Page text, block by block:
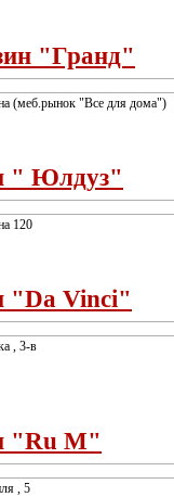
"Гранд"
(меб.рынок "Все для дома")
" Юлдуз"
120
"Da Vinci"
, 3-в
"Ru M"
, 5